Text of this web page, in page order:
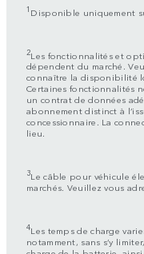
1 Disponible uniquement
2Les fonctionnalités et
dépendent du marché.
connaître la disponibilité
Certaines fonctionnalités
un contrat de données
abonnement distinct à
concessionnaire. La
lieu.
3Le câble pour véhicule
marchés. Veuillez vous
4Les temps de charge
notamment, sans s’y